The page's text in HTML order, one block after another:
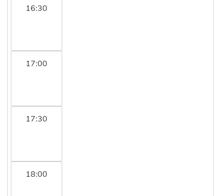
16:30
17:00
17:30
18:00